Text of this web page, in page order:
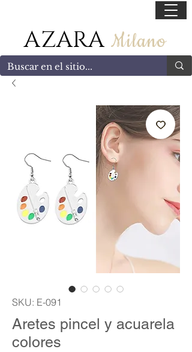
AZARA Milano
SKU: E-091
Aretes pincel y acuarela
colores